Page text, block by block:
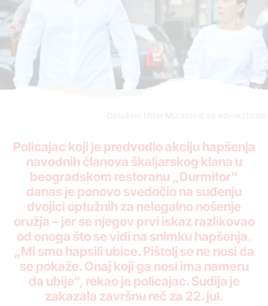
Optuženi Mitar Muratović sa advokaticom
Policajac koji je predvodio akciju hapšenja
navodnih članova škaljarskog klana u
beogradskom restoranu „Durmitor“
danas je ponovo svedočio na suđenju
dvojici optužnih za nelegalno nošenje
oružja – jer se njegov prvi iskaz razlikovao
od onoga što se vidi na snimku hapšenja.
„Mi smo hapsili ubice. Pištolj se ne nosi da
se pokaže. Onaj koji ga nosi ima nameru
da ubije“, rekao je policajac. Sudija je
zakazala završnu reč za 22. jul.